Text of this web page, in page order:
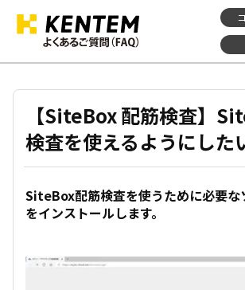
【SiteBox 配筋検査】
検査を使えるようにした
SiteBox配筋検査を使うために必要な
をインストールします。